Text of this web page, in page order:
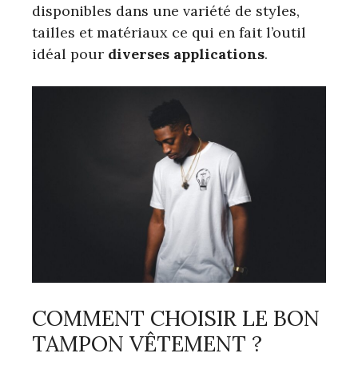
disponibles dans une variété de styles,
tailles et matériaux ce qui en fait l’outil
idéal pour diverses applications.
COMMENT CHOISIR LE BON
TAMPON VÊTEMENT ?